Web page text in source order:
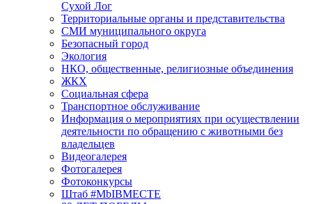
Сухой Лог
Территориальные органы и представительства
СМИ муниципального округа
Безопасный город
Экология
НКО, общественные, религиозные объединения
ЖКХ
Социальная сфера
Транспортное обслуживание
Информация о мероприятиях при осуществлении
деятельности по обращению с животными без
владельцев
Видеогалерея
Фотогалерея
Фотоконкурсы
Штаб #MbIBMECTE